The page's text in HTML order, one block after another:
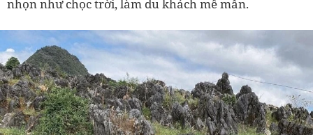
nhọn như chọc trời, làm du khách mê mẩn.